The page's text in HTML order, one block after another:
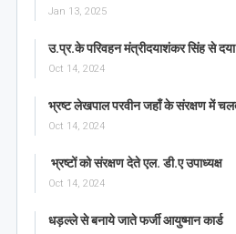
Jan 13, 2025
उ.प्र.के परिवहन मंत्रीदयाशंकर सिंह से
Oct 14, 2024
भ्रष्ट लेखपाल परवीन जहाँ के संरक्षण में
Oct 14, 2024
भ्रष्टों को संरक्षण देते एल. डी.ए उपाध्यक्ष
Oct 14, 2024
धड़ल्ले से बनाये जाते फर्जी आयुष्मान कार्ड